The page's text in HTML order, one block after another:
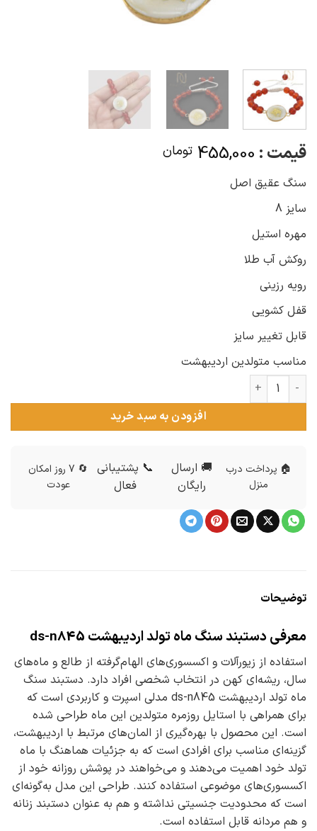
قیمت : 455,000 تومان
سنگ عقیق اصل
سایز 8
مهره استیل
روکش آب طلا
رویه رزینی
قفل کشویی
قابل تغییر سایز
مناسب متولدین اردیبهشت
دستبند سنگ ماه تولد اردیبهشت ds-n845 عدد
افزودن به سبد خرید
🏠 پرداخت درب
منزل
🚚 ارسال
رایگان
📞 پشتیبانی
فعال
🔄 7 روز امکان
عودت
توضیحات
معرفی دستبند سنگ ماه تولد اردیبهشت ds-n845
استفاده از زیورآلات و اکسسوری‌های الهام‌گرفته از طالع و ماه‌های
سال، ریشه‌ای کهن در انتخاب شخصی افراد دارد. دستبند سنگ
ماه تولد اردیبهشت ds-n845 مدلی اسپرت و کاربردی است که
برای همراهی با استایل روزمره متولدین این ماه طراحی شده
است. این محصول با بهره‌گیری از المان‌های مرتبط با اردیبهشت،
گزینه‌ای مناسب برای افرادی است که به جزئیات هماهنگ با ماه
تولد خود اهمیت می‌دهند و می‌خواهند در پوشش روزانه خود از
اکسسوری‌های موضوعی استفاده کنند. طراحی این مدل به‌گونه‌ای
است که محدودیت جنسیتی نداشته و هم به عنوان دستبند زنانه
و هم مردانه قابل استفاده است.